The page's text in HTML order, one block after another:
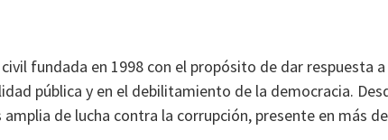
fundada en 1998 con el propósito de dar respuesta
pública y en el debilitamiento de la democracia.
de lucha contra la corrupción, presente en más